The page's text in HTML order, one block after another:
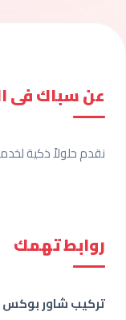
عن سباك فى
نقدم حلولاً ذكية
روابط تهمك
تركيب شاور بوكس